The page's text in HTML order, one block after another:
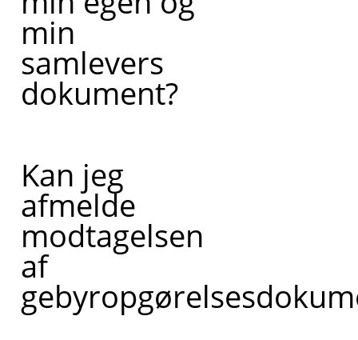
min
samlevers
dokument?
Kan jeg
afmelde
modtagelsen
af